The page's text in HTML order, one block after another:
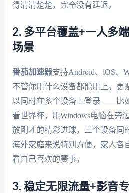
得清清楚楚，完全没有延迟。
2. 多平台覆盖+一人多
场景
番茄加速器支持Android、iOS、
不管你用什么设备都能用上。更
以同时在多个设备上登录——比
看世界杯，用Windows电脑在旁
放刚才的精彩进球，三个设备同
海外家庭来说特别方便，家人各
看自己喜欢的赛事。
3. 稳定无限流量+影音